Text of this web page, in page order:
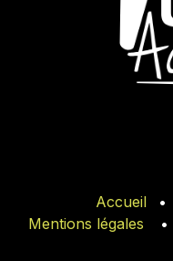
Accueil •
Mentions légales
•